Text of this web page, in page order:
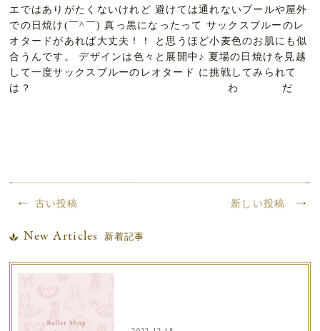
エではありがたくないけれど 避けては通れないプールや屋外
での日焼け(￣^￣) 真っ黒になったって サックスブルーのレ
オタードがあれば大丈夫！！ と思うほど小麦色のお肌にも似
合うんです。 デザインは色々と展開中♪ 夏場の日焼けを見越
して一度サックスブルーのレオタード に挑戦してみられて
は？ わ だ
古い投稿 新しい投稿
New Articles 新着記事